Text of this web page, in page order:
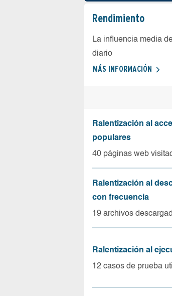
Rendimiento
La influencia media
diario
MÁS INFORMACIÓN
Ralentización al
populares
40 páginas web
Ralentización al
con frecuencia
19 archivos
Ralentización al
12 casos de prueba